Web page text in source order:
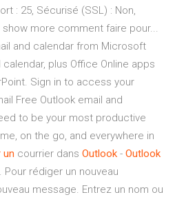
: 25, Sécurisé (SSL) : Non,
show more comment faire pour...
and calendar from Microsoft
plus Office Online apps
Sign in to access your
Free Outlook email and
to be your most productive
on the go, and everywhere in
un courrier dans Outlook - Outlook
Pour rédiger un nouveau
message. Entrez un nom ou